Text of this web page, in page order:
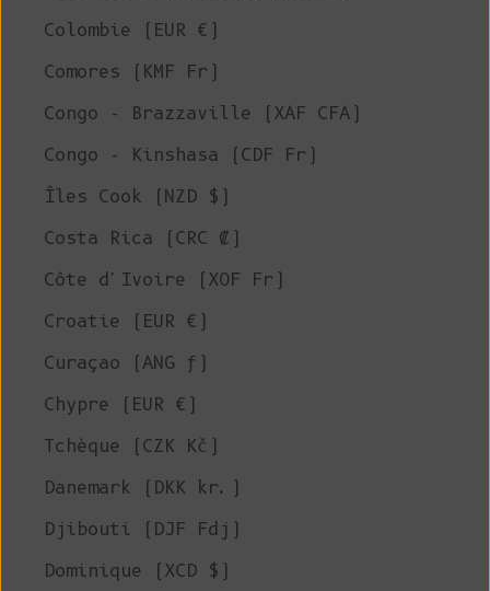
Colombie (EUR €)
Comores (KMF Fr)
Congo - Brazzaville (XAF CFA)
Congo - Kinshasa (CDF Fr)
Îles Cook (NZD $)
Costa Rica (CRC ₡)
Côte d'Ivoire (XOF Fr)
Croatie (EUR €)
Curaçao (ANG ƒ)
Chypre (EUR €)
Tchèque (CZK Kč)
Danemark (DKK kr.)
Djibouti (DJF Fdj)
Dominique (XCD $)